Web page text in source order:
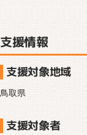
支援情報
支援対象地域
鳥取県
支援対象者